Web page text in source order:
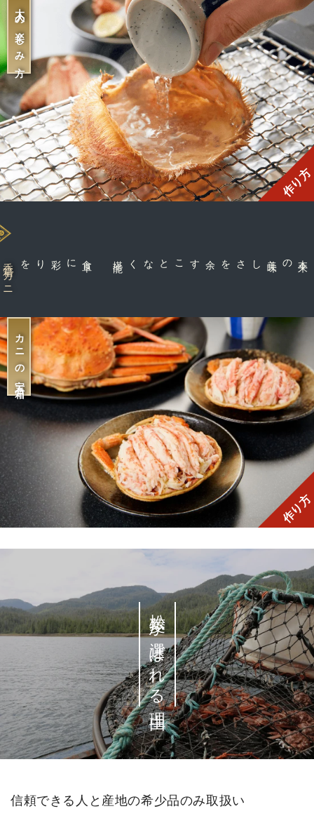
大人の楽しみ方
作り方
カニの宝石箱
作り方
香箱ガニ しさを
に彩りを
松菱が選ばれる理由
信頼できる人と産地の希少品のみ取扱い